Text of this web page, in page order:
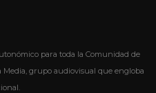
para toda la Comunidad de
grupo audiovisual que engloba